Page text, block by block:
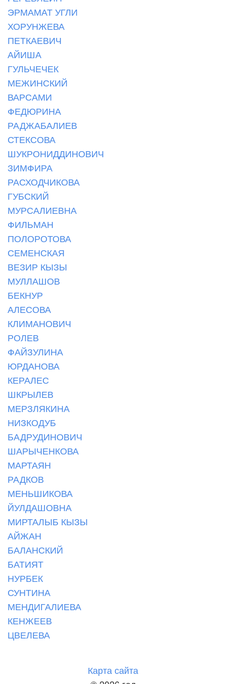
ЭРМАМАТ УГЛИ
ХОРУНЖЕВА
ПЕТКАЕВИЧ
АЙИША
ГУЛЬЧЕЧЕК
МЕЖИНСКИЙ
ВАРСАМИ
ФЕДЮРИНА
РАДЖАБАЛИЕВ
СТЕКСОВА
ШУКРОНИДДИНОВИЧ
ЗИМФИРА
РАСХОДЧИКОВА
ГУБСКИЙ
МУРСАЛИЕВНА
ФИЛЬМАН
ПОЛОРОТОВА
СЕМЕНСКАЯ
ВЕЗИР КЫЗЫ
МУЛЛАШОВ
БЕКНУР
АЛЕСОВА
КЛИМАНОВИЧ
РОЛЕВ
ФАЙЗУЛИНА
ЮРДАНОВА
КЕРАЛЕС
ШКРЫЛЕВ
МЕРЗЛЯКИНА
НИЗКОДУБ
БАДРУДИНОВИЧ
ШАРЫЧЕНКОВА
МАРТАЯН
РАДКОВ
МЕНЬШИКОВА
ЙУЛДАШОВНА
МИРТАЛЫБ КЫЗЫ
АЙЖАН
БАЛАНСКИЙ
БАТИЯТ
НУРБЕК
СУНТИНА
МЕНДИГАЛИЕВА
КЕНЖЕЕВ
ЦВЕЛЕВА
Карта сайта